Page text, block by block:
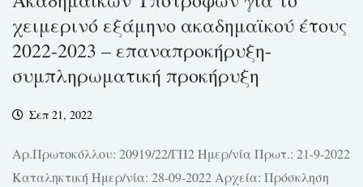
χειμερινό εξάμηνο ακαδημαϊκού έτους
2022-2023 – επαναπροκήρυξη-
συμπληρωματική προκήρυξη
Σεπ 21, 2022
Αρ.Πρωτοκόλλου: 20919/22/ΓΠ2 Ημερ/νία Πρωτ.: 21-9-2022
Καταληκτική Ημερ/νία: 28-09-2022 Αρχεία: Πρόσκληση